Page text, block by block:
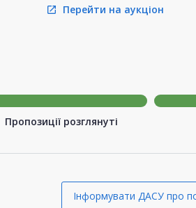
open_in_new Перейти на аукціон
Пропозиції розглянуті
Інформувати ДАСУ про